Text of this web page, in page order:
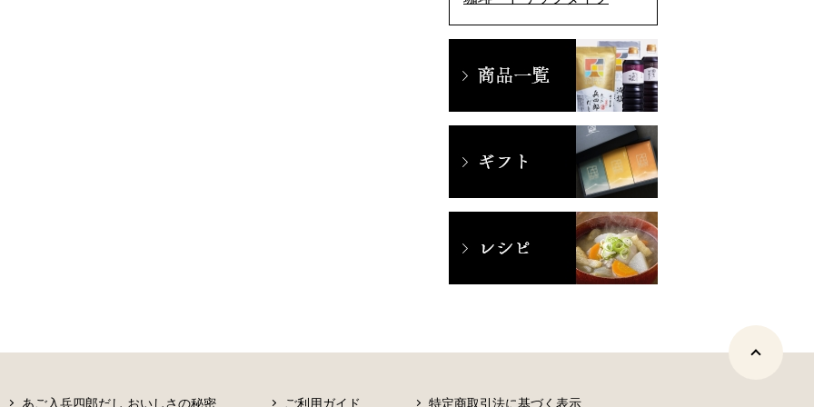
あご入兵四郎だし おいしさの秘密 ご利用ガイド 特定商取引法に基づく表示